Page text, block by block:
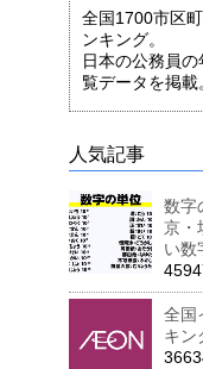
全国1700市区
ンキング。
日本の公務員
覧データを掲載
人気記事
数字
京・
い数
全国
キン